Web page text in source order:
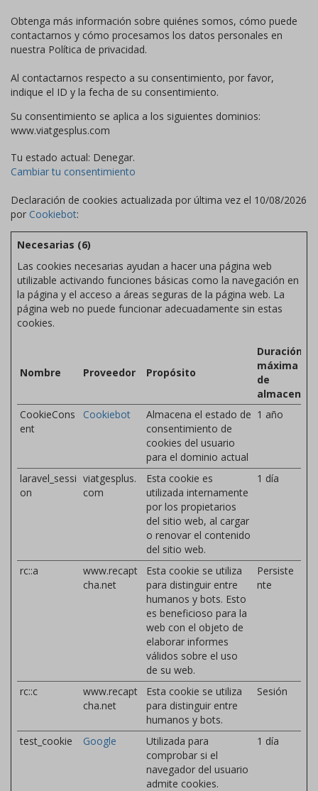
Obtenga más información sobre quiénes somos, cómo puede
contactarnos y cómo procesamos los datos personales en
nuestra Política de privacidad.
Al contactarnos respecto a su consentimiento, por favor,
indique el ID y la fecha de su consentimiento.
Su consentimiento se aplica a los siguientes dominios:
www.viatgesplus.com
Tu estado actual: Denegar.
Cambiar tu consentimiento
Declaración de cookies actualizada por última vez el 10/08/2026
por Cookiebot:
Necesarias (6)
Las cookies necesarias ayudan a hacer una página web
utilizable activando funciones básicas como la navegación en
la página y el acceso a áreas seguras de la página web. La
página web no puede funcionar adecuadamente sin estas
cookies.
Nombre Proveedor Propósito
Duración
máxima
de
CookieCons
ent
Cookiebot
Almacena el estado de
consentimiento de
cookies del usuario
para el dominio actual
1 año
laravel_sessi
on
viatgesplus.
com
Esta cookie es
utilizada internamente
por los propietarios
del sitio web, al cargar
o renovar el contenido
del sitio web.
1 día
rc::a
www.recapt
cha.net
Esta cookie se utiliza
para distinguir entre
humanos y bots. Esto
es beneficioso para la
web con el objeto de
elaborar informes
válidos sobre el uso
de su web.
Persiste
nte
rc::c
www.recapt
cha.net
Esta cookie se utiliza
para distinguir entre
humanos y bots.
Sesión
test_cookie Google
Utilizada para
comprobar si el
navegador del usuario
admite cookies.
1 día